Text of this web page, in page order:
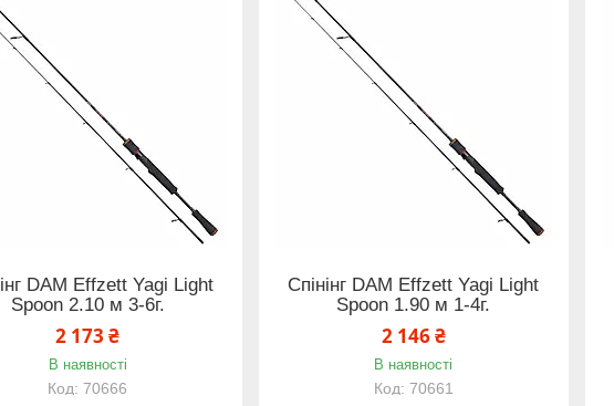
DAM Effzett Yagi Light
Spoon 2.10 м 3-6г.
2 173 ₴
В наявності
70666
Спінінг DAM Effzett Yagi Light
Spoon 1.90 м 1-4г.
2 146 ₴
В наявності
70661